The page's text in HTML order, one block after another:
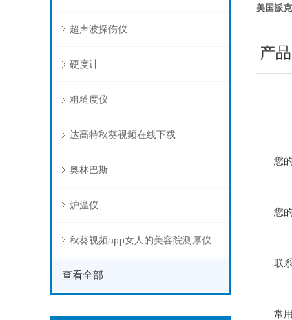
超声波探伤仪
硬度计
粗糙度仪
达高特秋葵视频在线下载
奥林巴斯
炉温仪
秋葵视频app女人的美容院测厚仪
查看全部
美国派克
产
您的
您的
联系
常用